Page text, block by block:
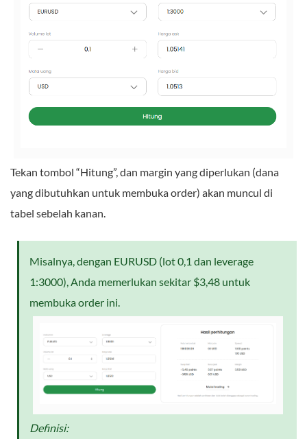
Tekan tombol “Hitung”, dan margin yang diperlukan (dana
yang dibutuhkan untuk membuka order) akan muncul di
tabel sebelah kanan.
Misalnya, dengan EURUSD (lot 0,1 dan leverage
1:3000), Anda memerlukan sekitar $3,48 untuk
membuka order ini.
Definisi: